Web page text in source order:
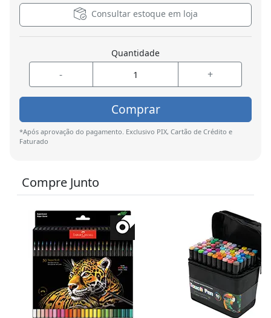
Consultar estoque em loja
Quantidade
- +
Comprar
*Após aprovação do pagamento. Exclusivo PIX, Cartão de Crédito e
Faturado
Compre Junto